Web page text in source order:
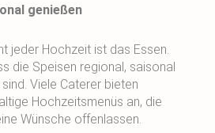
genießen
jeder Hochzeit ist das Essen.
die Speisen regional, saisonal
Viele Caterer bieten
Hochzeitsmenüs an, die
Wünsche offenlassen.